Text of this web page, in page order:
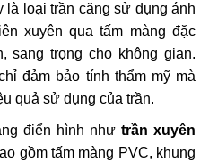
là loại trần căng sử dụng ánh
xuyên qua tấm màng đặc
sang trọng cho không gian.
đảm bảo tính thẩm mỹ mà
quả sử dụng của trần.
điển hình như trần xuyên
gồm tấm màng PVC, khung